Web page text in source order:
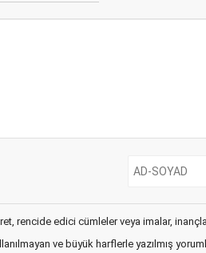
rencide edici cümleler veya imalar,
ve büyük harflerle yazılmış